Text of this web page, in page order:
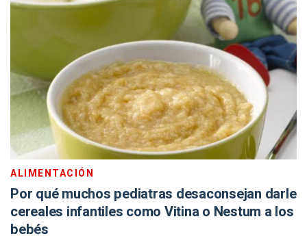
ALIMENTACIÓN
Por qué muchos pediatras desaconsejan darle
cereales infantiles como Vitina o Nestum a los
bebés